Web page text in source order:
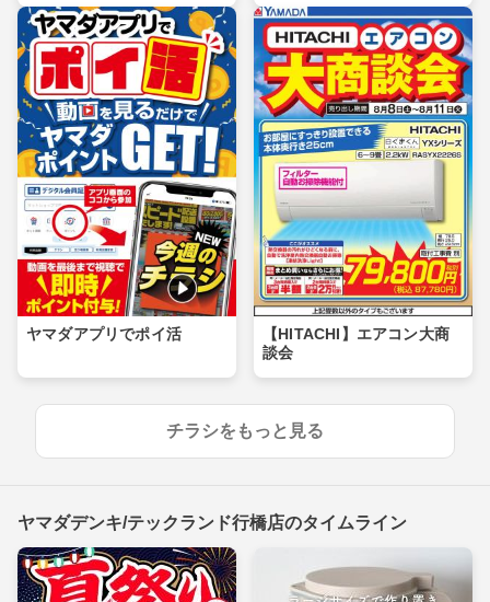
ヤマダアプリでポイ活
【HITACHI】エアコン大商
談会
チラシをもっと見る
ヤマダデンキ/テックランド行橋店のタイムライン